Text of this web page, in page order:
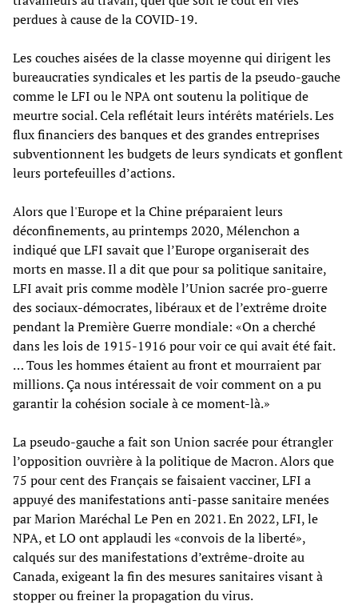
perdues à cause de la COVID-19.
Les couches aisées de la classe moyenne qui dirigent les
bureaucraties syndicales et les partis de la pseudo-gauche
comme le LFI ou le NPA ont soutenu la politique de
meurtre social. Cela reflétait leurs intérêts matériels. Les
flux financiers des banques et des grandes entreprises
subventionnent les budgets de leurs syndicats et gonflent
leurs portefeuilles d’actions.
Alors que l'Europe et la Chine préparaient leurs
déconfinements, au printemps 2020, Mélenchon a
indiqué que LFI savait que l’Europe organiserait des
morts en masse. Il a dit que pour sa politique sanitaire,
LFI avait pris comme modèle l’Union sacrée pro-guerre
des sociaux-démocrates, libéraux et de l’extrême droite
pendant la Première Guerre mondiale: «On a cherché
dans les lois de 1915-1916 pour voir ce qui avait été fait.
… Tous les hommes étaient au front et mourraient par
millions. Ça nous intéressait de voir comment on a pu
garantir la cohésion sociale à ce moment-là.»
La pseudo-gauche a fait son Union sacrée pour étrangler
l’opposition ouvrière à la politique de Macron. Alors que
75 pour cent des Français se faisaient vacciner, LFI a
appuyé des manifestations anti-passe sanitaire menées
par Marion Maréchal Le Pen en 2021. En 2022, LFI, le
NPA, et LO ont applaudi les «convois de la liberté»,
calqués sur des manifestations d’extrême-droite au
Canada, exigeant la fin des mesures sanitaires visant à
stopper ou freiner la propagation du virus.